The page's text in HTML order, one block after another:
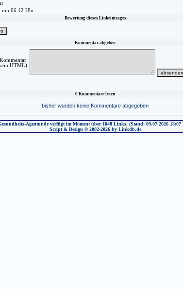
um 06:12 Uhr
Bewertung dieses Linkeintrages
Kommentar abgeben
HTML)
0 Kommentare lesen
bisher wurden keine Kommentare abgegeben
Agentur.de verfügt im Moment über 1048 Links. (Stand: 09.07.2026 18:07
Script & Design © 2002-2026 by Linkdb.de